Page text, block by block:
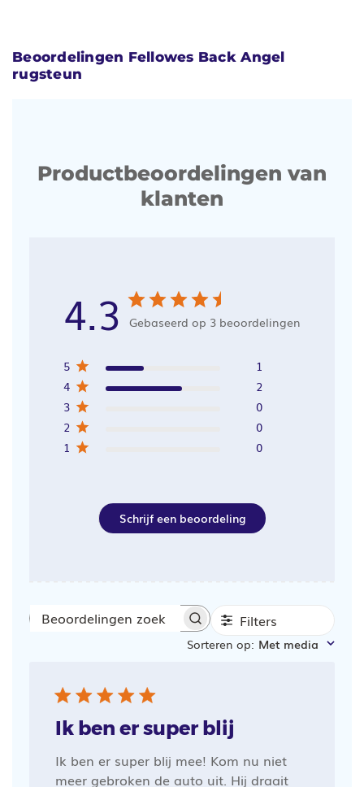
Beoordelingen Fellowes Back Angel
rugsteun
Productbeoordelingen van
klanten
4.3 Gebaseerd op 3 beoordelingen
5
1
4
2
3
0
2
0
1
0
Schrijf een beoordeling
Beoordelingen
Filters
Sorteren op: Met media
Ik ben er super blij
Ik ben er super blij mee! Kom nu niet
meer gebroken de auto uit. Hij draait